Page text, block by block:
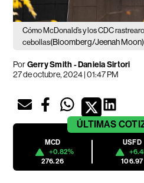
Cómo McDonald’s y los CDC
cebollas(Bloomberg/Jeenah Moon)
PorGerry Smith - Daniela Sirtori
27 de octubre, 2024 | 01:47 PM
ÚLTIMAS
MCD
+0.82%
276.26
USFD
106.97